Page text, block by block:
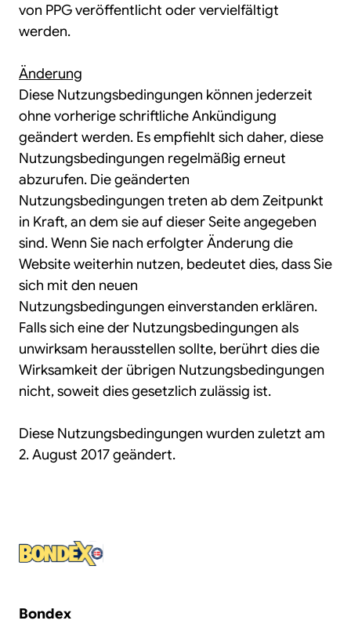
von PPG veröffentlicht oder vervielfältigt
werden.
Änderung
Diese Nutzungsbedingungen können jederzeit
ohne vorherige schriftliche Ankündigung
geändert werden. Es empfiehlt sich daher, diese
Nutzungsbedingungen regelmäßig erneut
abzurufen. Die geänderten
Nutzungsbedingungen treten ab dem Zeitpunkt
in Kraft, an dem sie auf dieser Seite angegeben
sind. Wenn Sie nach erfolgter Änderung die
Website weiterhin nutzen, bedeutet dies, dass Sie
sich mit den neuen
Nutzungsbedingungen einverstanden erklären.
Falls sich eine der Nutzungsbedingungen als
unwirksam herausstellen sollte, berührt dies die
Wirksamkeit der übrigen Nutzungsbedingungen
nicht, soweit dies gesetzlich zulässig ist.
Diese Nutzungsbedingungen wurden zuletzt am
2. August 2017 geändert.
Bondex